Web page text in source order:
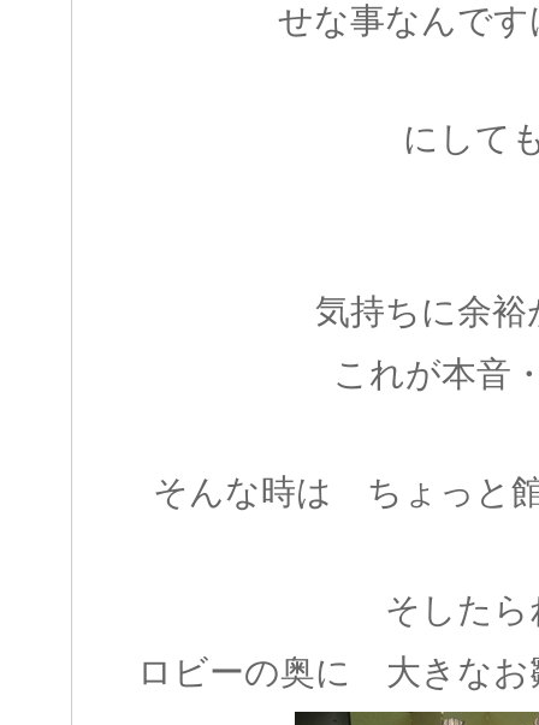
せな事なんです
にして
気持ちに余裕
これが本音
そんな時は ちょっと
そしたら
ロビーの奥に 大きなお